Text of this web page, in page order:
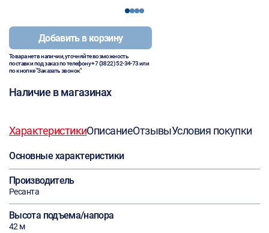
1234
Добавить в корзину
Товара нет в наличии, уточняйте возможность
поставки под заказ по телефону+7 (3822) 52-34-73или
по кнопке "Заказать звонок"
Наличие в магазинах
ХарактеристикиОписаниеОтзывыУсловия покупки
Основные характеристики
Производитель
Ресанта
Высота подъема/напора
42 м